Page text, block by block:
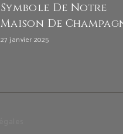
Symbole De Notre
Maison De
27 janvier 2025